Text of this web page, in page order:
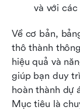
và với các
Về cơ bản,
thô thành
hiệu quả và
giúp bạn duy
hoàn thành dự
Mục tiêu là